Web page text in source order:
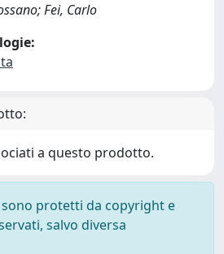
Fei, Carlo
a questo prodotto.
protetti da copyright e
salvo diversa